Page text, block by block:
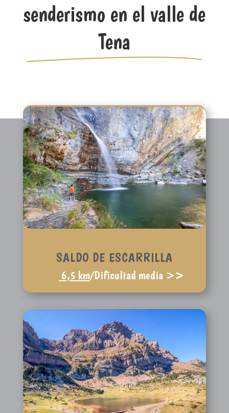
senderismo en el valle de
Tena
SALDO DE ESCARRILLA
6,5 km/Dificultad media >>